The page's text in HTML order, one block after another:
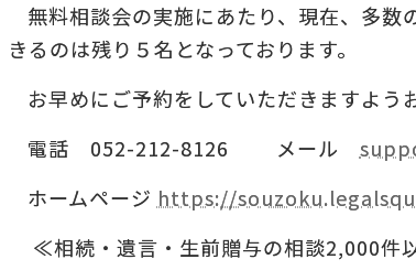
無料相談会の実施にあたり、現在、多数
きるのは残り５名となっております。
お早めにご予約をしていただきますよう
電話 052-212-8126 メール
ホームページ https://
≪相続・遺言・生前贈与の相談2,000件